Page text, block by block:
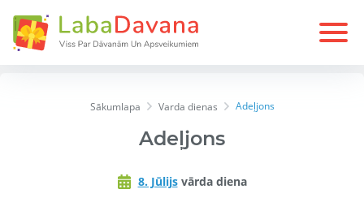
Sākumlapa Varda dienas Adeļjons
Adeļjons
8. Jūlijsvārda diena